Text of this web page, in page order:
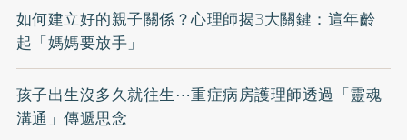
如何建立好的親子關係？心理師揭3大關鍵：這年齡
起「媽媽要放手」
孩子出生沒多久就往生⋯重症病房護理師透過「靈魂
溝通」傳遞思念